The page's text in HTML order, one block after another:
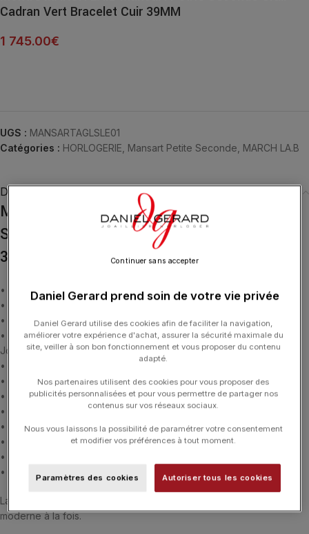
Cadran Vert Bracelet Cuir 39MM
1 745.00€
UGS : MANSARTAGLSLE01
Catégories : HORLOGERIE, Mansart Petite Seconde, MARCH LA.B
Description
Montre MARCH LA.B Mansart Petite
Seconde Grall Cadran Vert Bracelet Cuir
39MM
• Bracelet cuir Lézard noir
• Boitier octogonal acier de 35 x 39 mm
• Epaisseur 11,1 mm
• Mouvement Automatique Suisse La
Joux-Perret G121
• Assemblé en France à Besançon
• Environ 68H de réserve de marche
• Heures, minutes, petites secondes
• Compteur seconde personnalisé
• Cadran guilloché vert
• Verre saphir traitement antireflet
• Fond vissé squelette vert
• 2 ans de garantie
La MANSART est une jolie montre de forme de 35 mm rétro et
moderne à la fois.
Daniel Gerard prend soin de votre vie privée
Daniel Gerard utilise des cookies afin de faciliter la navigation,
améliorer votre expérience d'achat, assurer la sécurité maximale du
site, veiller à son bon fonctionnement et vous proposer du contenu
adapté.
Nos partenaires utilisent des cookies pour vous proposer des
publicités personnalisées et pour vous permettre de partager nos
contenus sur vos réseaux sociaux.
Nous vous laissons la possibilité de paramétrer votre consentement
et modifier vos préférences à tout moment.
Paramètres des cookies Autoriser tous les cookies
Continuer sans accepter